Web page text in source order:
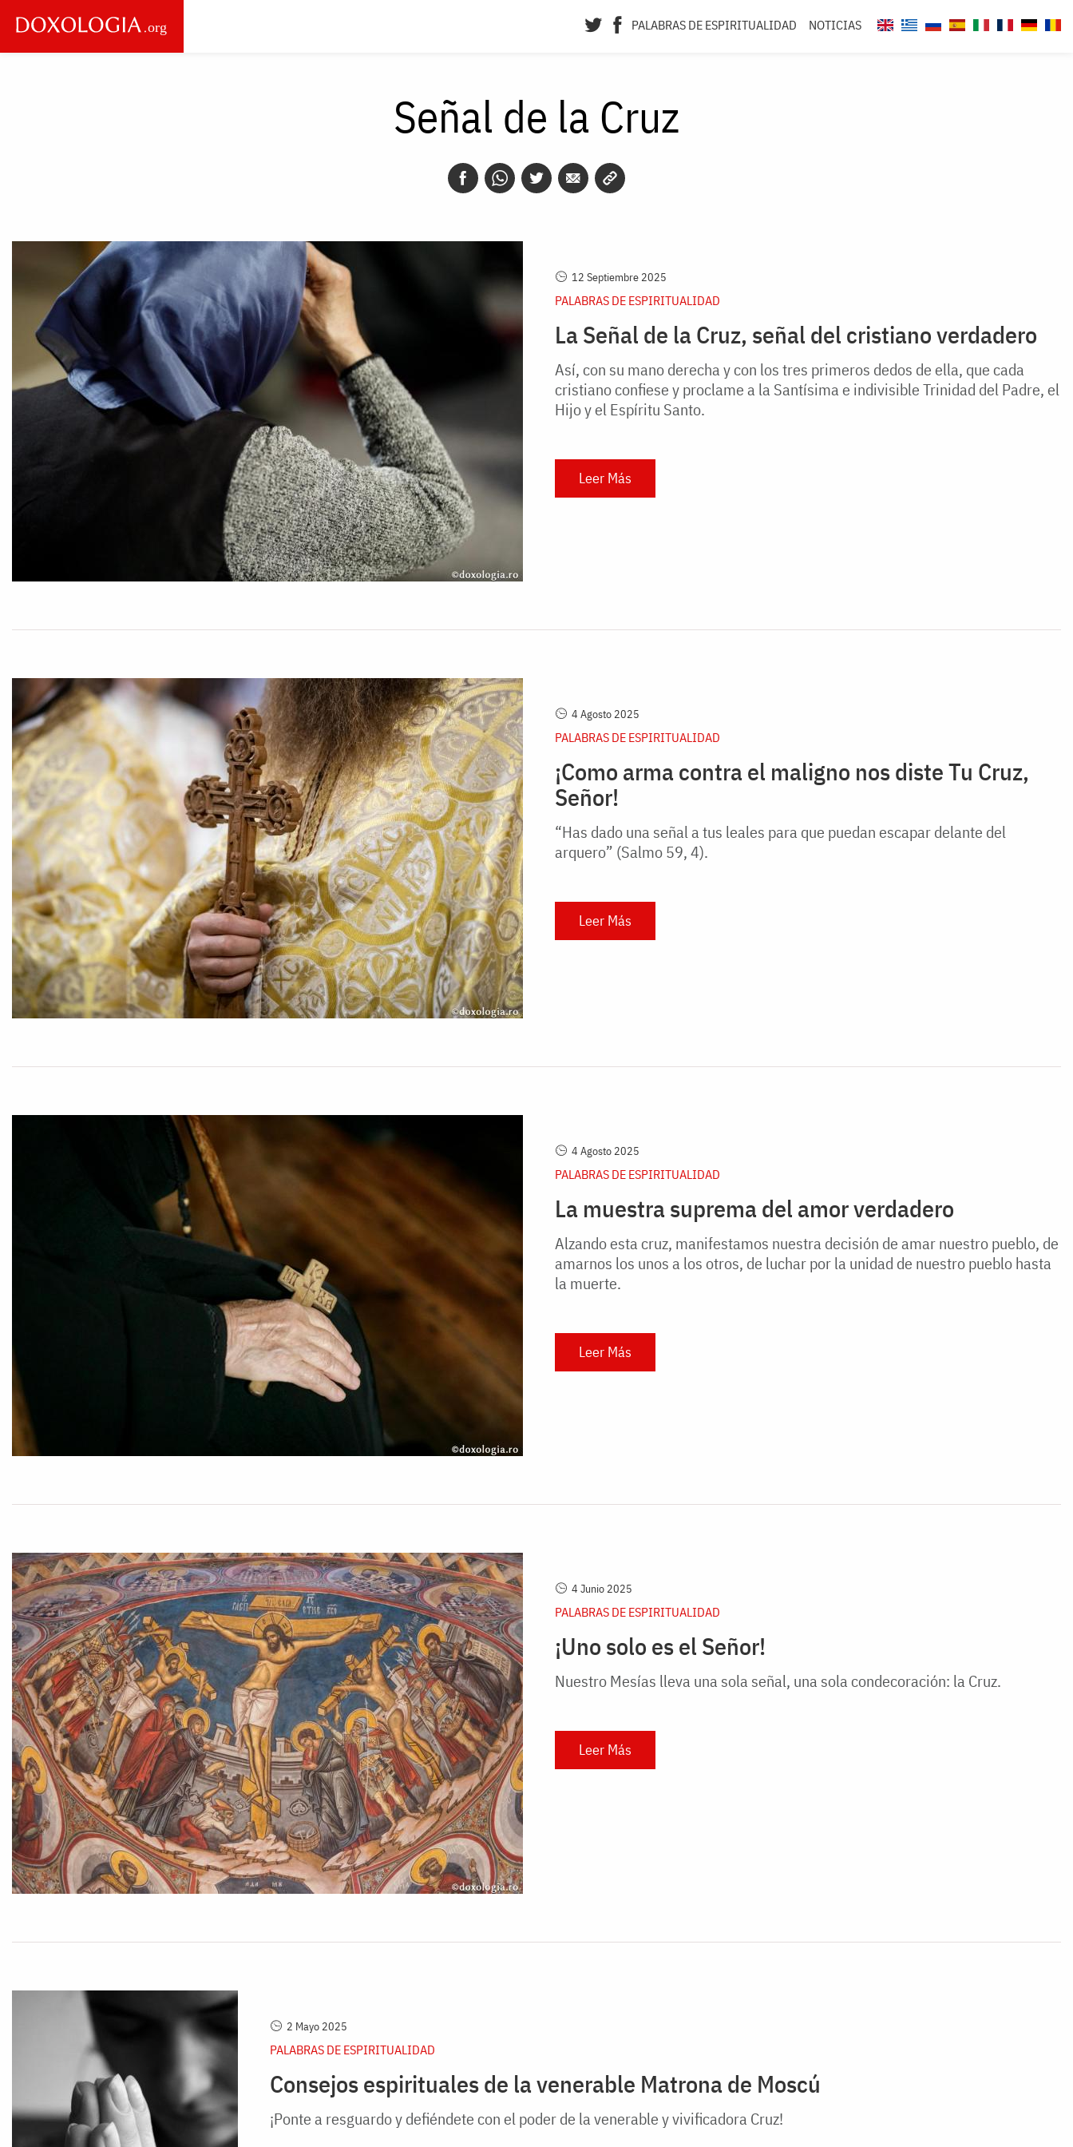
PALABRAS DE ESPIRITUALIDAD NOTICIAS
Señal de la Cruz
12 Septiembre 2025
PALABRAS DE ESPIRITUALIDAD
La Señal de la Cruz, señal del cristiano verdadero
Así, con su mano derecha y con los tres primeros dedos de ella, que cada
cristiano confiese y proclame a la Santísima e indivisible Trinidad del Padre, el
Hijo y el Espíritu Santo.
Leer Más
4 Agosto 2025
PALABRAS DE ESPIRITUALIDAD
¡Como arma contra el maligno nos diste Tu Cruz,
Señor!
“Has dado una señal a tus leales para que puedan escapar delante del
arquero” (Salmo 59, 4).
Leer Más
4 Agosto 2025
PALABRAS DE ESPIRITUALIDAD
La muestra suprema del amor verdadero
Alzando esta cruz, manifestamos nuestra decisión de amar nuestro pueblo, de
amarnos los unos a los otros, de luchar por la unidad de nuestro pueblo hasta
la muerte.
Leer Más
4 Junio 2025
PALABRAS DE ESPIRITUALIDAD
¡Uno solo es el Señor!
Nuestro Mesías lleva una sola señal, una sola condecoración: la Cruz.
Leer Más
2 Mayo 2025
PALABRAS DE ESPIRITUALIDAD
Consejos espirituales de la venerable Matrona de Moscú
¡Ponte a resguardo y defiéndete con el poder de la venerable y vivificadora Cruz!